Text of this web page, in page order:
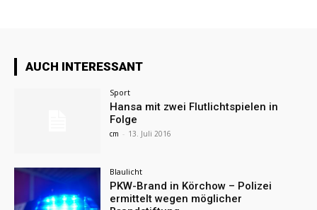
AUCH INTERESSANT
Sport
Hansa mit zwei Flutlichtspielen in
Folge
cm - 13. Juli 2016
Blaulicht
PKW-Brand in Körchow – Polizei
ermittelt wegen möglicher